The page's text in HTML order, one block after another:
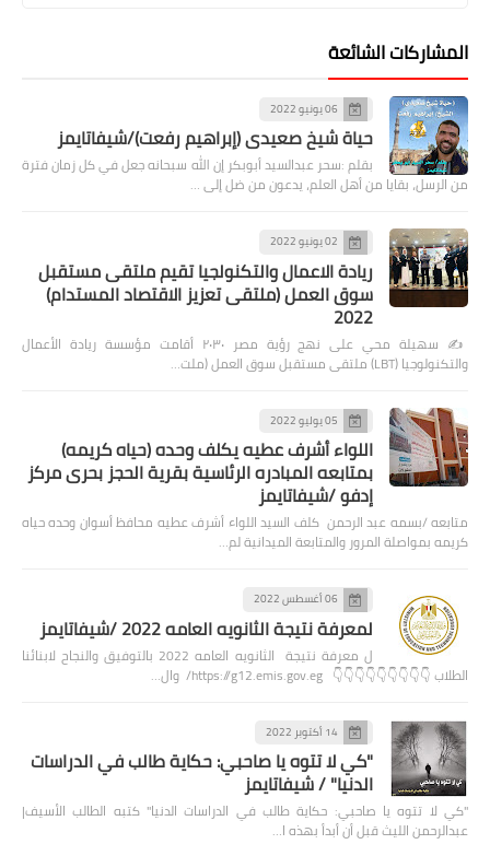
المشاركات الشائعة
06 يونيو 2022
حياة شيخ صعيدى (إبراهيم رفعت)/شيفاتايمز
بقلم :سحر عبدالسيد أبوبكر إن الله سبحانه جعل في كل زمان فترة
من الرسل، بقايا من أهل العلم، يدعون من ضل إلى …
02 يونيو 2022
ريادة الاعمال والتكنولجيا تقيم ملتقى مستقبل
سوق العمل (ملتقى تعزيز الاقتصاد المستدام)
2022
✍️ سهيلة محي على نهج رؤية مصر ٢٠٣٠ أقامت مؤسسة ريادة الأعمال
والتكنولوجيا (LBT) ملتقى مستقبل سوق العمل (ملت…
05 يوليو 2022
اللواء أشرف عطيه يكلف وحده (حياه كريمه)
بمتابعه المبادره الرئاسية بقرية الحجز بحرى مركز
إدفو /شيفاتايمز
متابعه /بسمه عبد الرحمن كلف السيد اللواء أشرف عطيه محافظ أسوان وحده حياه
كريمه بمواصلة المرور والمتابعة الميدانية لم…
06 أغسطس 2022
لمعرفة نتيجة الثانويه العامه 2022 /شيفاتايمز
ل معرفة نتيجة الثانويه العامه 2022 بالتوفيق والنجاح لابنائنا
الطلاب 👇👇👇👇👇👇👇👇👇 https://g12.emis.gov.eg/ وال…
14 أكتوبر 2022
"كي لا تتوه يا صاحبي: حكاية طالب في الدراسات
الدنيا" / شيفاتايمز
"كي لا تتوه يا صاحبي: حكاية طالب في الدراسات الدنيا" كتبه الطالب الأسيف|
عبدالرحمن الليث قبل أن أبدأ بهذه ا…